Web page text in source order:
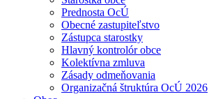
Prednosta OcÚ
Obecné zastupiteľstvo
Zástupca starostky
Hlavný kontrolór obce
Kolektívna zmluva
Zásady odmeňovania
Organizačná štruktúra OcÚ 2026